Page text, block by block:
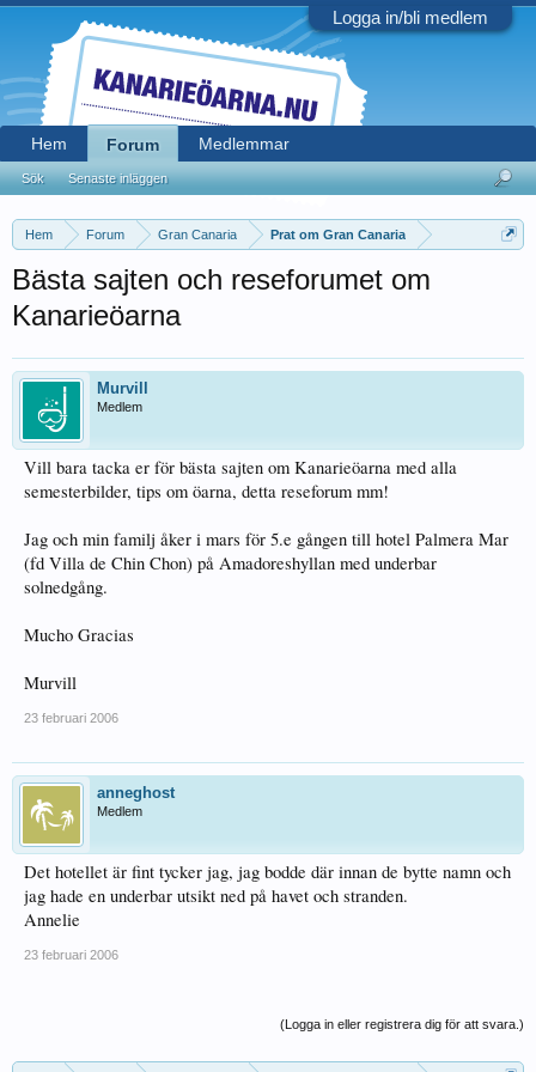
Logga in/bli medlem
Hem Forum Gran Canaria Prat om Gran Canaria
Bästa sajten och reseforumet om
Kanarieöarna
Murvill
Medlem
Vill bara tacka er för bästa sajten om Kanarieöarna med alla
semesterbilder, tips om öarna, detta reseforum mm!
Jag och min familj åker i mars för 5.e gången till hotel Palmera Mar
(fd Villa de Chin Chon) på Amadoreshyllan med underbar
solnedgång.
Mucho Gracias
Murvill
23 februari 2006
anneghost
Medlem
Det hotellet är fint tycker jag, jag bodde där innan de bytte namn och
jag hade en underbar utsikt ned på havet och stranden.
Annelie
23 februari 2006
(Logga in eller registrera dig för att svara.)
Hem Forum
Sök Senaste inläggen
Medlemmar